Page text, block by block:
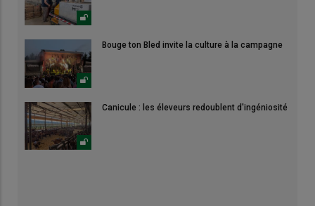
Bouge ton Bled invite la culture à la campagne
Canicule : les éleveurs redoublent d'ingéniosité